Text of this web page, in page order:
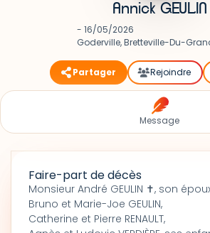
Annick GEULIN
- 16/05/2026
Goderville, Bretteville-Du-
Partager Rejoindre
Message
Faire-part de décès
Monsieur André GEULIN ✝, son
Bruno et Marie-Joe GEULIN,
Catherine et Pierre RENAULT,